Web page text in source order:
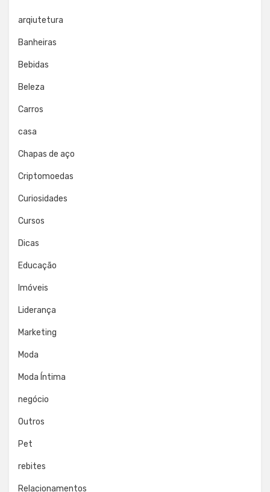
arqiutetura
Banheiras
Bebidas
Beleza
Carros
casa
Chapas de aço
Criptomoedas
Curiosidades
Cursos
Dicas
Educação
Imóveis
Liderança
Marketing
Moda
Moda Íntima
negócio
Outros
Pet
rebites
Relacionamentos